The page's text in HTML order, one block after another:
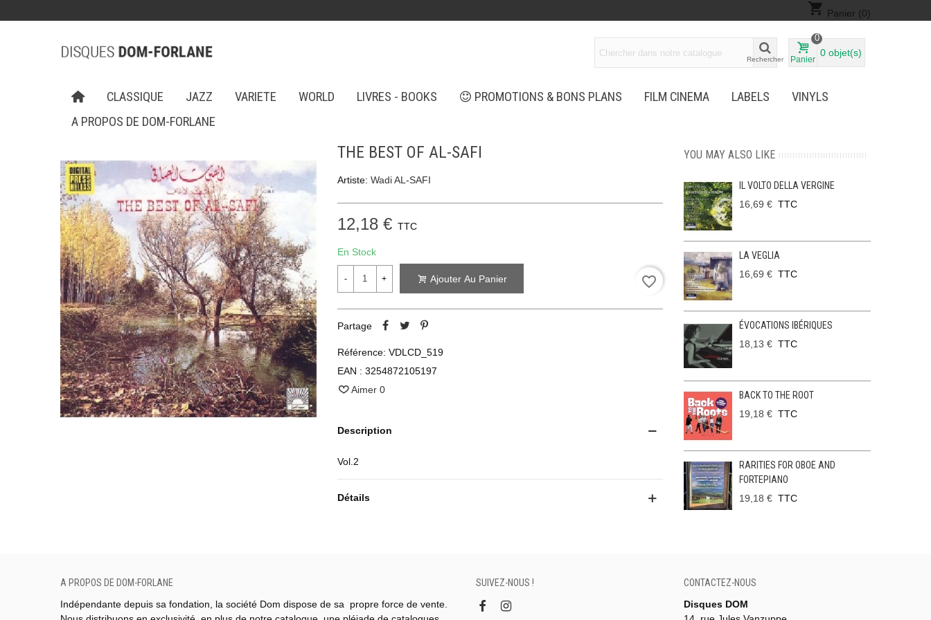
shopping_cart Panier (0)
Rechercher Panier
0
0 objet(s)
CLASSIQUE JAZZ VARIETE WORLD LIVRES - BOOKS PROMOTIONS & BONS PLANS FILM CINEMA LABELS
VINYLS
A PROPOS DE DOM-FORLANE
THE BEST OF AL-SAFI
Artiste: Wadi AL-SAFI
12,18 € TTC
En Stock
- + Ajouter Au Panier favorite_border
Partage
Référence: VDLCD_519
EAN : 3254872105197
Aimer 0
Description
Vol.2
Détails
YOU MAY ALSO LIKE
IL VOLTO DELLA VERGINE
16,69 € TTC
LA VEGLIA
16,69 € TTC
ÉVOCATIONS IBÉRIQUES
18,13 € TTC
BACK TO THE ROOT
19,18 € TTC
RARITIES FOR OBOE AND
FORTEPIANO
19,18 € TTC
A PROPOS DE DOM-FORLANE
Indépendante depuis sa fondation, la société Dom dispose de sa propre force de vente.
SUIVEZ-NOUS !
CONTACTEZ-NOUS
Disques DOM